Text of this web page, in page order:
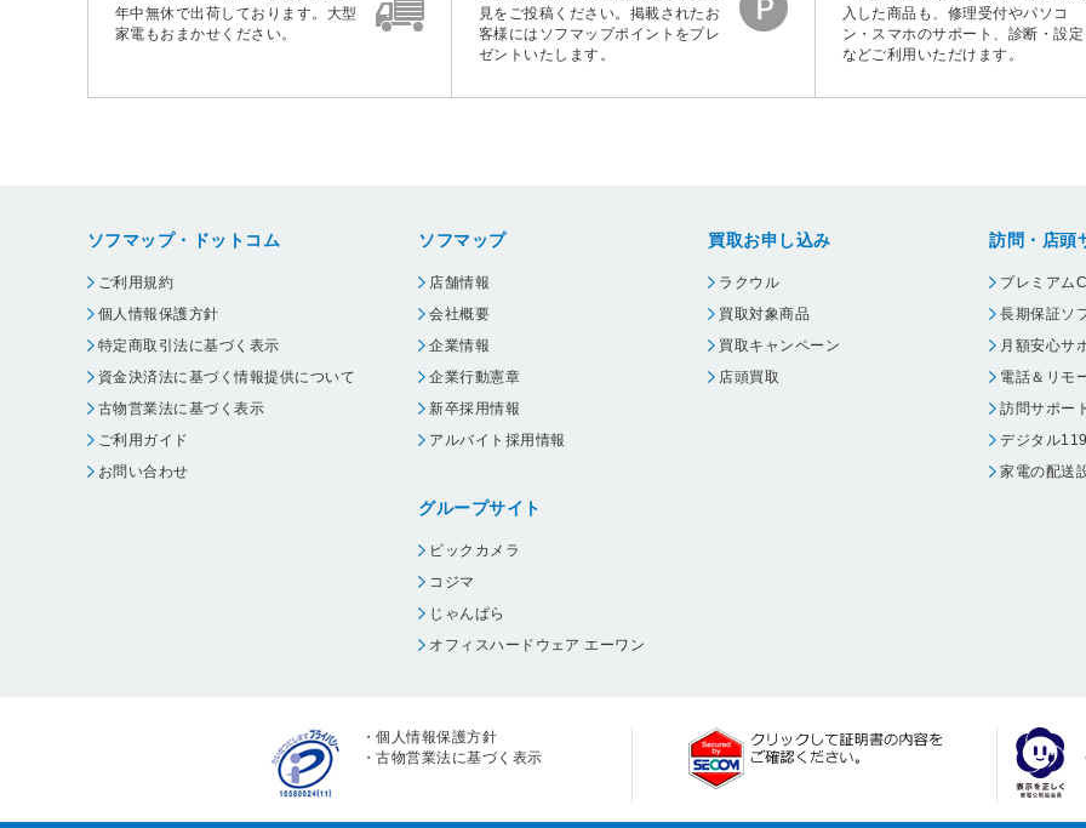
年中無休で出荷しております。大型
家電もおまかせください。
見をご投稿ください。掲載されたお
客様にはソフマップポイントをプレ
ゼントいたします。
入した商品も、修理受付やパソコ
ン・スマホのサポート、診断・設定
などご利用いただけます。
ソフマップ・ドットコム
ご利用規約
個人情報保護方針
特定商取引法に基づく表示
資金決済法に基づく情報提供について
古物営業法に基づく表示
ご利用ガイド
お問い合わせ
ソフマップ
店舗情報
会社概要
企業情報
企業行動憲章
新卒採用情報
アルバイト採用情報
グループサイト
ビックカメラ
コジマ
じゃんぱら
オフィスハードウェア エーワン
買取お申し込み
ラクウル
買取対象商品
買取キャンペーン
店頭買取
訪問・店頭
プレミアム
長期保証ソ
月額安心サ
電話＆リモ
訪問サポー
デジタル
家電の配送
・個人情報保護方針
・古物営業法に基づく表示